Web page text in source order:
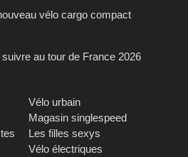
vélo cargo compact
au tour de France 2026
Vélo urbain
Magasin singlespeed
Les filles sexys
Vélo électriques